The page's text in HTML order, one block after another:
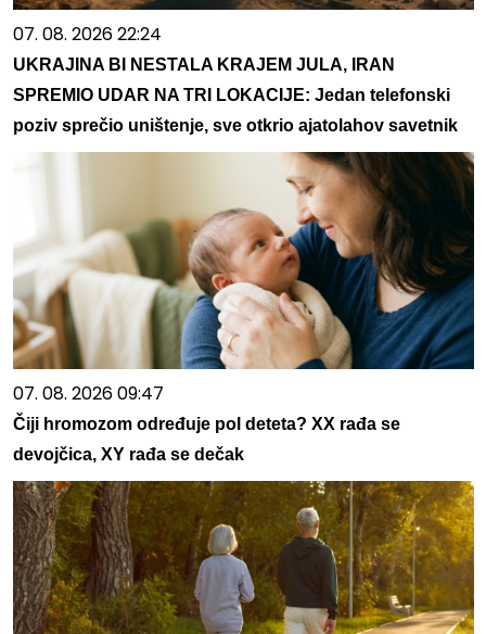
07. 08. 2026 22:24
UKRAJINA BI NESTALA KRAJEM JULA, IRAN
SPREMIO UDAR NA TRI LOKACIJE: Jedan telefonski
poziv sprečio uništenje, sve otkrio ajatolahov savetnik
07. 08. 2026 09:47
Čiji hromozom određuje pol deteta? XX rađa se
devojčica, XY rađa se dečak